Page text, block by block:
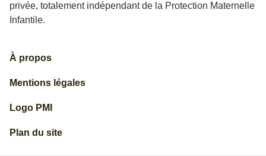
privée, totalement indépendant de la Protection Maternelle
Infantile.
À propos
Mentions légales
Logo PMI
Plan du site